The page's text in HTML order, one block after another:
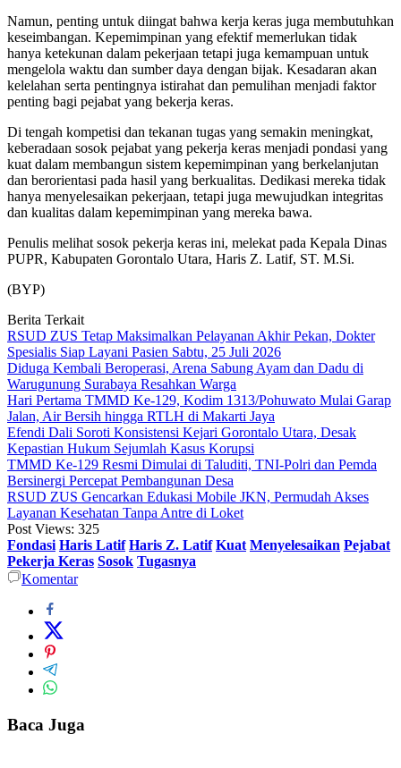
Namun, penting untuk diingat bahwa kerja keras juga membutuhkan
keseimbangan. Kepemimpinan yang efektif memerlukan tidak
hanya ketekunan dalam pekerjaan tetapi juga kemampuan untuk
mengelola waktu dan sumber daya dengan bijak. Kesadaran akan
kelelahan serta pentingnya istirahat dan pemulihan menjadi faktor
penting bagi pejabat yang bekerja keras.
Di tengah kompetisi dan tekanan tugas yang semakin meningkat,
keberadaan sosok pejabat yang pekerja keras menjadi pondasi yang
kuat dalam membangun sistem kepemimpinan yang berkelanjutan
dan berorientasi pada hasil yang berkualitas. Dedikasi mereka tidak
hanya menyelesaikan pekerjaan, tetapi juga mewujudkan integritas
dan kualitas dalam kepemimpinan yang mereka bawa.
Penulis melihat sosok pekerja keras ini, melekat pada Kepala Dinas
PUPR, Kabupaten Gorontalo Utara, Haris Z. Latif, ST. M.Si.
(BYP)
Berita Terkait
RSUD ZUS Tetap Maksimalkan Pelayanan Akhir Pekan, Dokter
Spesialis Siap Layani Pasien Sabtu, 25 Juli 2026
Diduga Kembali Beroperasi, Arena Sabung Ayam dan Dadu di
Warugunung Surabaya Resahkan Warga
Hari Pertama TMMD Ke-129, Kodim 1313/Pohuwato Mulai Garap
Jalan, Air Bersih hingga RTLH di Makarti Jaya
Efendi Dali Soroti Konsistensi Kejari Gorontalo Utara, Desak
Kepastian Hukum Sejumlah Kasus Korupsi
TMMD Ke-129 Resmi Dimulai di Taluditi, TNI-Polri dan Pemda
Bersinergi Percepat Pembangunan Desa
RSUD ZUS Gencarkan Edukasi Mobile JKN, Permudah Akses
Layanan Kesehatan Tanpa Antre di Loket
Post Views: 325
Fondasi Haris Latif Haris Z. Latif Kuat Menyelesaikan Pejabat
Pekerja Keras Sosok Tugasnya
Komentar
Baca Juga